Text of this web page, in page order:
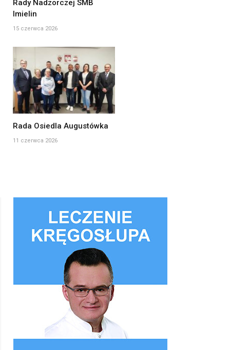
Rady Nadzorczej SMB
Imielin
15 czerwca 2026
Rada Osiedla Augustówka
11 czerwca 2026